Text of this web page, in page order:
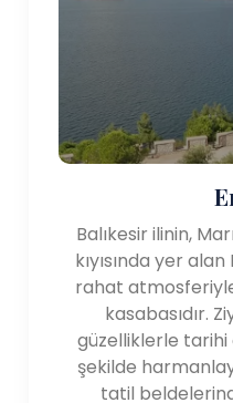
Balıkesir ilinin,
kıyısında yer
rahat
kasabasıdır.
güzelliklerle
şekilde
tatil